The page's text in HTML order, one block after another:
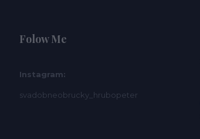
Folow Me
Instagram:
svadobneobrucky_hrubopeter